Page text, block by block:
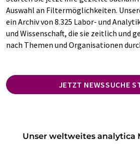
Auswahl an Filtermöglichkeiten.
ein Archiv von 8.325 Labor- und
und Wissenschaft, die sie zeitlich und
nach Themen und Organisationen
JETZT NEWSSUCHE
Unser weltweites analytica